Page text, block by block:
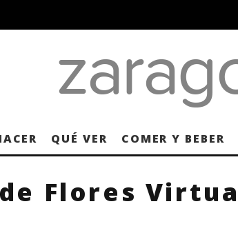
QUÉ VER COMER Y BEBER
Flores